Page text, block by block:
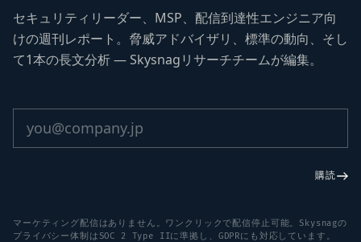
セキュリティリーダー、MSP、配信到達性エンジニア向
けの週刊レポート。脅威アドバイザリ、標準の動向、そし
て1本の長文分析 — Skysnagリサーチチームが編集。
購読
マーケティング配信はありません。ワンクリックで配信停止可能。Skysnagの
プライバシー体制はSOC 2 Type IIに準拠し、GDPRにも対応しています。